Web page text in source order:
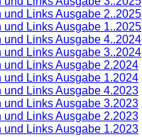
und Links Ausgabe 2..2025
und Links Ausgabe 1..2025
und Links Ausgabe 4..2024
und Links Ausgabe 3..2024
und Links Ausgabe 2.2024
und Links Ausgabe 1.2024
und Links Ausgabe 4.2023
und Links Ausgabe 3.2023
und Links Ausgabe 2.2023
und Links Ausgabe 1.2023